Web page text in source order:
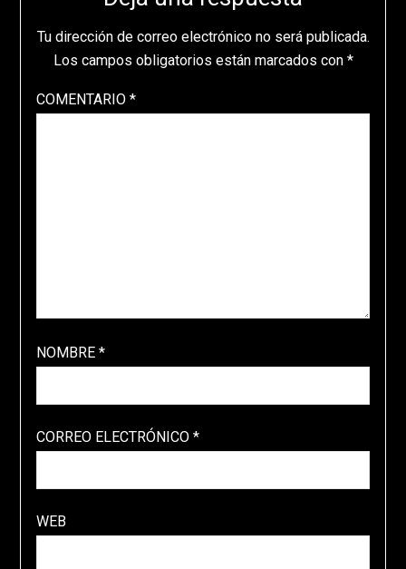
Tu dirección de correo electrónico no será publicada.
Los campos obligatorios están marcados con *
COMENTARIO *
NOMBRE *
CORREO ELECTRÓNICO *
WEB